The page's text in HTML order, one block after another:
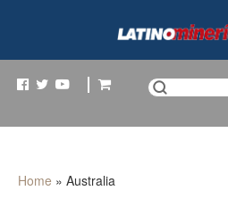
Home »Australia